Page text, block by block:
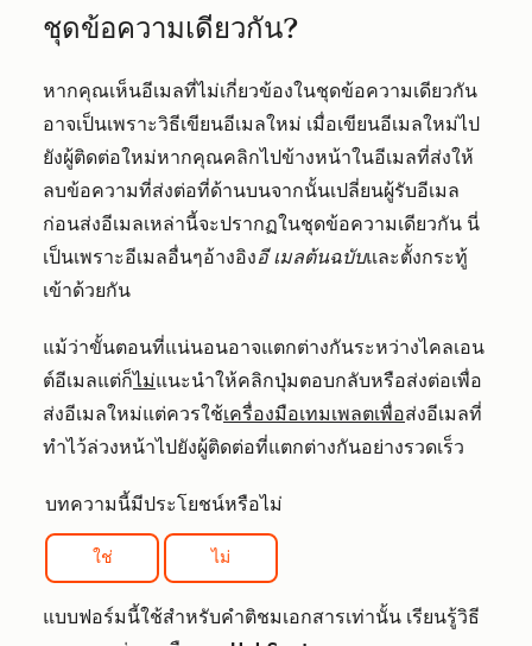
ชุดข้อความเดียวกัน?
หากคุณเห็นอีเมลที่ไม่เกี่ยวข้องในชุดข้อความเดียวกัน
อาจเป็นเพราะวิธีเขียนอีเมลใหม่ เมื่อเขียนอีเมลใหม่ไป
ยังผู้ติดต่อใหม่หากคุณคลิกไปข้างหน้าในอีเมลที่ส่งให้
ลบข้อความที่ส่งต่อที่ด้านบนจากนั้นเปลี่ยนผู้รับอีเมล
ก่อนส่งอีเมลเหล่านี้จะปรากฏในชุดข้อความเดียวกัน นี่
เป็นเพราะอีเมลอื่นๆอ้างอิงอี เมลต้นฉบับและตั้งกระทู้
เข้าด้วยกัน
แม้ว่าขั้นตอนที่แน่นอนอาจแตกต่างกันระหว่างไคลเอน
ต์อีเมลแต่ก็ไม่แนะนำให้คลิกปุ่มตอบกลับหรือส่งต่อเพื่อ
ส่งอีเมลใหม่แต่ควรใช้เครื่องมือเทมเพลตเพื่อส่งอีเมลที่
ทำไว้ล่วงหน้าไปยังผู้ติดต่อที่แตกต่างกันอย่างรวดเร็ว
บทความนี้มีประโยชน์หรือไม่
ใช่ ไม่
แบบฟอร์มนี้ใช้สำหรับคำติชมเอกสารเท่านั้น เรียนรู้วิธี